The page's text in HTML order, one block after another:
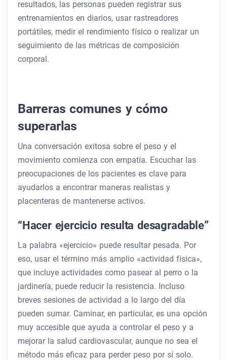
resultados, las personas pueden registrar sus
entrenamientos en diarios, usar rastreadores
portátiles, medir el rendimiento físico o realizar un
seguimiento de las métricas de composición
corporal.
Barreras comunes y cómo
superarlas
Una conversación exitosa sobre el peso y el
movimiento comienza con empatía. Escuchar las
preocupaciones de los pacientes es clave para
ayudarlos a encontrar maneras realistas y
placenteras de mantenerse activos.
“Hacer ejercicio resulta desagradable”
La palabra «ejercicio» puede resultar pesada. Por
eso, usar el término más amplio «actividad física»,
que incluye actividades como pasear al perro o la
jardinería, puede reducir la resistencia. Incluso
breves sesiones de actividad a lo largo del día
pueden sumar. Caminar, en particular, es una opción
muy accesible que ayuda a controlar el peso y a
mejorar la salud cardiovascular, aunque no sea el
método más eficaz para perder peso por sí solo.